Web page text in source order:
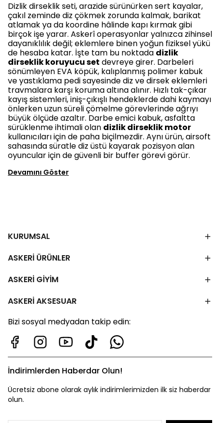
Dizlik dirseklik seti, arazide sürünürken sert kayalar,
çakıl zeminde diz çökmek zorunda kalmak, barikat
atlamak ya da koordine hâlinde kapı kırmak gibi
birçok işe yarar. Askerî operasyonlar yalnızca zihinsel
dayanıklılık değil; eklemlere binen yoğun fiziksel yükü
de hesaba katar. İşte tam bu noktada dizlik
dirseklik koruyucu set devreye girer. Darbeleri
sönümleyen EVA köpük, kalıplanmış polimer kabuk
ve yastıklama pedi sayesinde diz ve dirsek eklemleri
travmalara karşı koruma altına alınır. Hızlı tak-çıkar
kayış sistemleri, iniş-çıkışlı hendeklerde dahi kaymayı
önlerken uzun süreli çömelme görevlerinde ağrıyı
büyük ölçüde azaltır. Darbe emici kabuk, asfaltta
sürüklenme ihtimali olan dizlik dirseklik motor
kullanıcıları için de paha biçilmezdir. Aynı ürün, airsoft
sahasında süratle diz üstü kayarak pozisyon alan
oyuncular için de güvenli bir buffer görevi görür.
Devamını Göster
KURUMSAL
ASKERİ ÜRÜNLER
ASKERİ GİYİM
ASKERİ AKSESUAR
Bizi sosyal medyadan takip edin:
İndirimlerden Haberdar Olun!
Ücretsiz abone olarak aylık indirimlerimizden ilk siz haberdar
olun.